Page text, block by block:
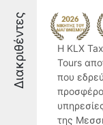
Διακριθέντες
Η KLX
Tours
που
της